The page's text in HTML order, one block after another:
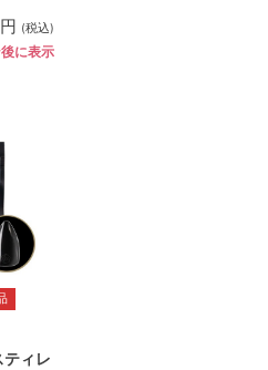
(税込)
に表示
ティレ